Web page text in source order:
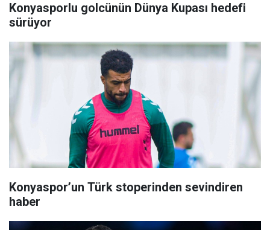
Konyasporlu golcünün Dünya Kupası hedefi
sürüyor
Konyaspor’un Türk stoperinden sevindiren
haber